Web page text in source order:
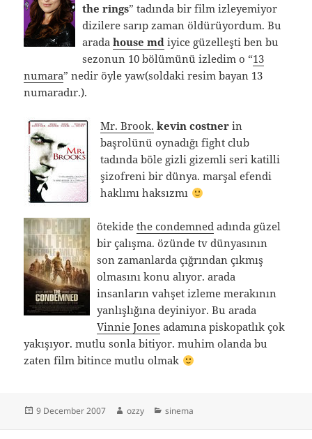
the rings” tadında bir film izleyemiyor
dizilere sarıp zaman öldürüyordum. Bu
aradahouse md iyice güzelleşti ben bu
sezonun 10 bölümünü izledim o “13
numara” nedir öyle yaw(soldaki resim bayan 13
numaradır.).
Mr. Brook. kevin costner in
başrolünü oynadığı fight club
tadında böle gizli gizemli seri katilli
şizofreni bir dünya. marşal efendi
haklımı haksızmı
ötekidethe condemned adında güzel
bir çalışma. özünde tv dünyasının
son zamanlarda çığrından çıkmış
olmasını konu alıyor. arada
insanların vahşet izleme merakının
yanlışlığına deyiniyor. Bu arada
Vinnie Jones adamına piskopatlık çok
yakışıyor. mutlu sonla bitiyor. muhim olanda bu
zaten film bitince mutlu olmak
Posted
9 December 2007 Author
ozzy Categories
sinema